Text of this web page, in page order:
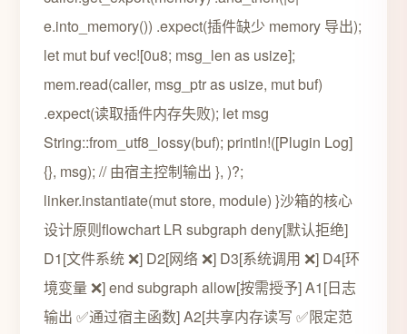
e.into_memory()) .expect(插件缺少 memory 导出);
let mut buf vec![0u8; msg_len as usize];
mem.read(caller, msg_ptr as usize, mut buf)
.expect(读取插件内存失败); let msg
String::from_utf8_lossy(buf); println!([Plugin Log]
{}, msg); // 由宿主控制输出 }, )?;
linker.instantiate(mut store, module) }沙箱的核心
设计原则flowchart LR subgraph deny[默认拒绝]
D1[文件系统 ❌] D2[网络 ❌] D3[系统调用 ❌] D4[环
境变量 ❌] end subgraph allow[按需授予] A1[日志
输出 ✅通过宿主函数] A2[共享内存读写 ✅限定范